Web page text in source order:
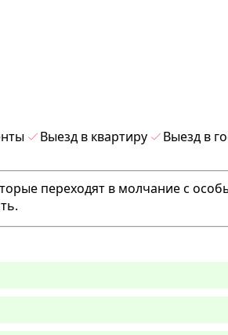
Выезд в квартиру Выезд в
переходят в молчание с